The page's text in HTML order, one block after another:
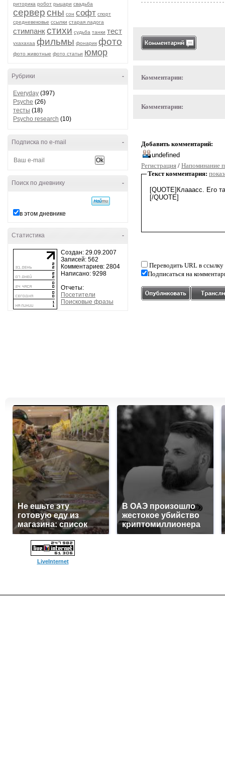
риторика робот рыцари свадьба
серверсны сон софт спорт
средневековье ссылки старая ладога
стимпанкстихи судьба танки тест
ухахахаа фильмы фонарик фото
фото животные фото статьи юмор
-
Рубрики
Everyday (397)
Psyche (26)
тесты (18)
Psycho research (10)
-
Подписка по e-mail
-
Поиск по дневнику
в этом дневнике
-
Статистика
Создан: 29.09.2007
Записей: 562
Комментариев: 2804
Написано: 9298
Отчеты:
Посетители
Поисковые фразы
Комментарии:
Комментарии:
Добавить комментарий:
Регистрация / Напоминание
Текст комментария:
Переводить URL в ссылку
Подписаться на
Не ешьте эту
готовую еду из
магазина: список
В ОАЭ произошло
жестокое убийство
криптомиллионера
LiveInternet